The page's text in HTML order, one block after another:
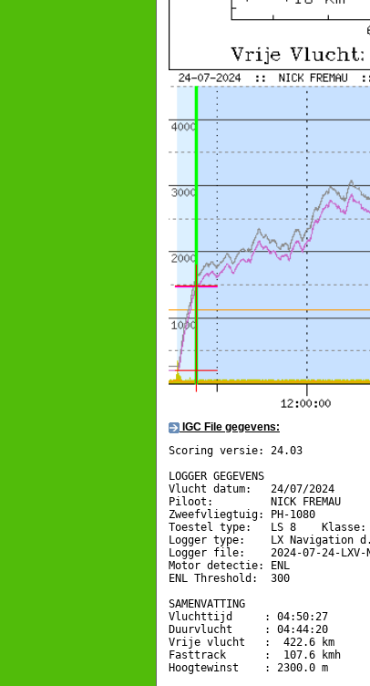
IGC File gegevens:
Scoring versie: 24.03
LOGGER GEGEVENS
Vlucht datum:   24/07/2024
Piloot:         NICK FREMAU
Zweefvliegtuig: PH-1080
Toestel type:   LS 8    Klasse:
Logger type:    LX Navigation
Logger file:    2024-07-24-LXV-
Motor detectie: ENL
ENL Threshold:  300
SAMENVATTING
Vluchttijd     : 04:50:27
Duurvlucht     : 04:44:20
Vrije vlucht   :  422.6 km
Fasttrack      :  107.6 kmh
Hoogtewinst    : 2300.0 m